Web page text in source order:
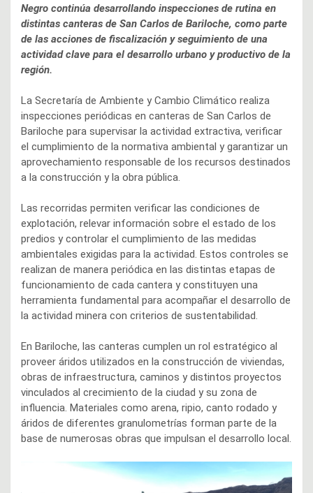
Negro continúa desarrollando inspecciones de rutina en
distintas canteras de San Carlos de Bariloche, como parte
de las acciones de fiscalización y seguimiento de una
actividad clave para el desarrollo urbano y productivo de la
región.
La Secretaría de Ambiente y Cambio Climático realiza
inspecciones periódicas en canteras de San Carlos de
Bariloche para supervisar la actividad extractiva, verificar
el cumplimiento de la normativa ambiental y garantizar un
aprovechamiento responsable de los recursos destinados
a la construcción y la obra pública.
Las recorridas permiten verificar las condiciones de
explotación, relevar información sobre el estado de los
predios y controlar el cumplimiento de las medidas
ambientales exigidas para la actividad. Estos controles se
realizan de manera periódica en las distintas etapas de
funcionamiento de cada cantera y constituyen una
herramienta fundamental para acompañar el desarrollo de
la actividad minera con criterios de sustentabilidad.
En Bariloche, las canteras cumplen un rol estratégico al
proveer áridos utilizados en la construcción de viviendas,
obras de infraestructura, caminos y distintos proyectos
vinculados al crecimiento de la ciudad y su zona de
influencia. Materiales como arena, ripio, canto rodado y
áridos de diferentes granulometrías forman parte de la
base de numerosas obras que impulsan el desarrollo local.